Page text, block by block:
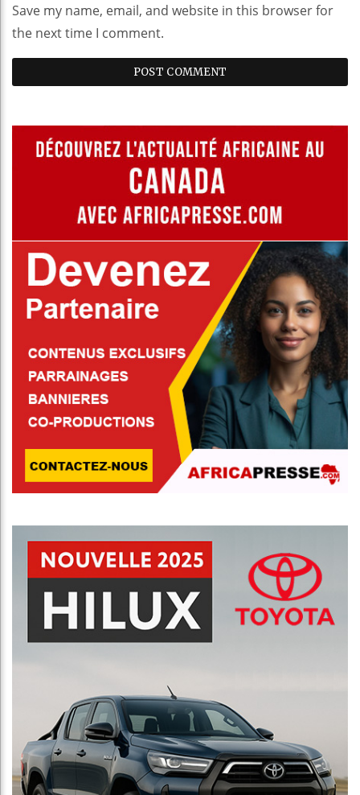
Save my name, email, and website in this browser for
the next time I comment.